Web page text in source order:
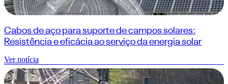
Cabos de aço para suporte de campos solares:
Resistência e eficácia ao serviço da energia solar
Ver notícia